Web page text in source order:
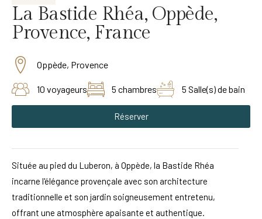
La Bastide Rhéa, Oppède,
Provence, France
Oppède, Provence
10 voyageurs 5 chambres 5 Salle(s) de bain
Réserver
Située au pied du Luberon, à Oppède, la Bastide Rhéa
incarne l'élégance provençale avec son architecture
traditionnelle et son jardin soigneusement entretenu,
offrant une atmosphère apaisante et authentique.